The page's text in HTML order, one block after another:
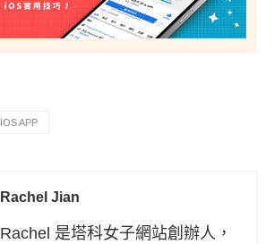
IOS APP
Rachel Jian
Rachel 是塔科女子網站創辦人，